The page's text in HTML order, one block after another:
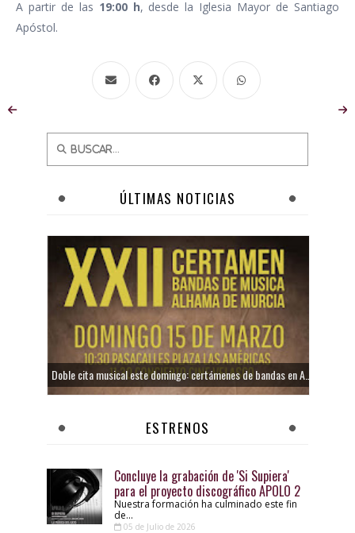
A partir de las 19:00 h, desde la Iglesia Mayor de Santiago
Apóstol.
ÚLTIMAS NOTICIAS
ESTRENOS
Concluye la grabación de 'Si Supiera'
para el proyecto discográfico APOLO 2
Nuestra formación ha culminado este fin
de...
05 de Julio de 2026